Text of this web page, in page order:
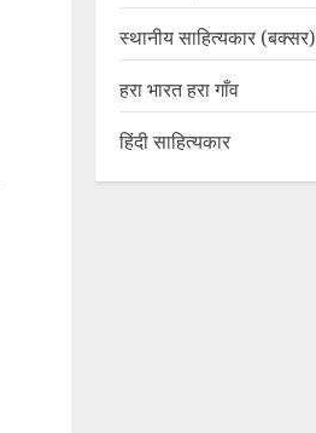
स्थानीय साहित्यकार (बक्सर)
हरा भारत हरा गाँव
हिंदी साहित्यकार